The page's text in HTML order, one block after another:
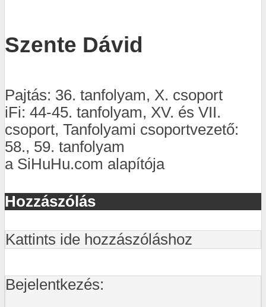
Szente Dávid
Pajtás: 36. tanfolyam, X. csoport
iFi: 44-45. tanfolyam, XV. és VII.
csoport, Tanfolyami csoportvezető:
58., 59. tanfolyam
a SiHuHu.com alapítója
Hozzászólás
Kattints ide hozzászóláshoz
Bejelentkezés: